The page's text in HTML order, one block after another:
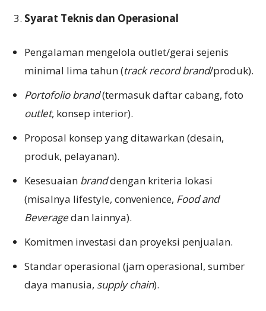
Syarat Teknis dan Operasional
Pengalaman mengelola outlet/gerai sejenis
minimal lima tahun (track record brand/produk).
Portofolio brand(termasuk daftar cabang, foto
outlet, konsep interior).
Proposal konsep yang ditawarkan (desain,
produk, pelayanan).
Kesesuaian branddengan kriteria lokasi
(misalnya lifestyle, convenience, Food and
Beveragedan lainnya).
Komitmen investasi dan proyeksi penjualan.
Standar operasional (jam operasional, sumber
daya manusia, supply chain).